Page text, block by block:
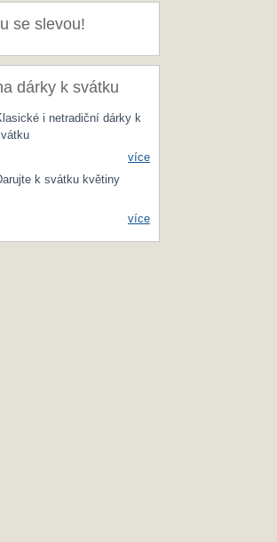
se slevou!
dárky k svátku
i netradiční dárky k
více
k svátku květiny
více